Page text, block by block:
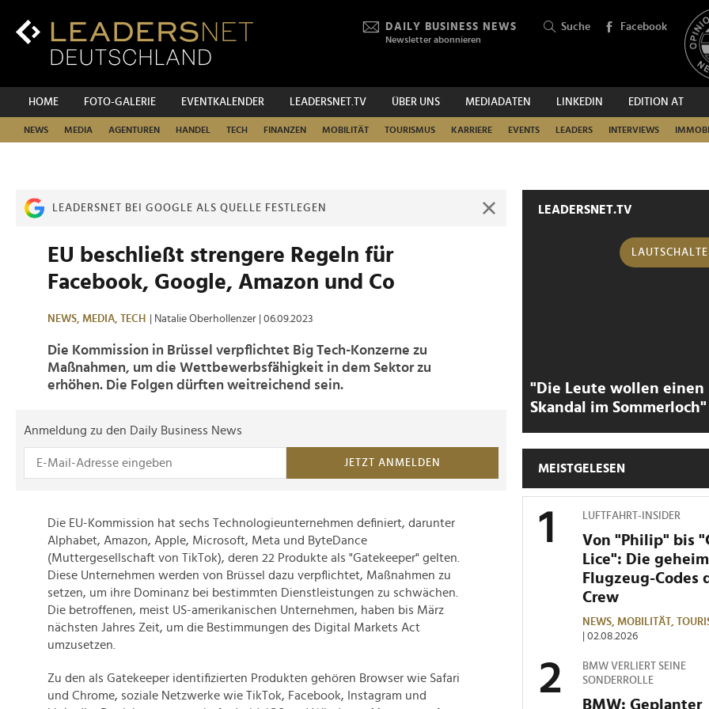
Inhalt
DAILY BUSINESS NEWS
Newsletter abonnieren
Suche Facebook
HOME FOTO-GALERIE EVENTKALENDER LEADERSNET.TV ÜBER UNS MEDIADATEN LINKEDIN EDITION AT
NEWS MEDIA AGENTUREN HANDEL TECH FINANZEN MOBILITÄT TOURISMUS KARRIERE EVENTS LEADERS INTERVIEWS
SUCHEN
LEADERSNET BEI GOOGLE ALS QUELLE FESTLEGEN
EU beschließt strengere Regeln für
Facebook, Google, Amazon und Co
NEWS, MEDIA, TECH | Natalie Oberhollenzer | 06.09.2023
Die Kommission in Brüssel verpflichtet Big Tech-Konzerne zu
Maßnahmen, um die Wettbewerbsfähigkeit in dem Sektor zu
erhöhen. Die Folgen dürften weitreichend sein.
Anmeldung zu den Daily Business News
JETZT ANMELDEN
Die EU-Kommission hat sechs Technologieunternehmen definiert, darunter
Alphabet, Amazon, Apple, Microsoft, Meta und ByteDance
(Muttergesellschaft von TikTok), deren 22 Produkte als "Gatekeeper" gelten.
Diese Unternehmen werden von Brüssel dazu verpflichtet, Maßnahmen zu
setzen, um ihre Dominanz bei bestimmten Dienstleistungen zu schwächen.
Die betroffenen, meist US-amerikanischen Unternehmen, haben bis März
nächsten Jahres Zeit, um die Bestimmungen des Digital Markets Act
umzusetzen.
Zu den als Gatekeeper identifizierten Produkten gehören Browser wie Safari
und Chrome, soziale Netzwerke wie TikTok, Facebook, Instagram und
LEADERSNET.TV
"Die Leute wollen einen
Skandal im Sommerloch"
MEISTGELESEN
LUFTFAHRT-INSIDER
Von "Philip" bis
Lice": Die
Flugzeug-Codes
Crew
NEWS, MOBILITÄT,
| 02.08.2026
BMW VERLIERT SEINE
SONDERROLLE
BMW: Geplanter